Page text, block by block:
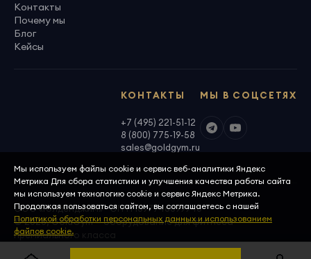
Контакты
Почему мы
Блог
Кейсы
МЫ В СОЦСЕТЯХ
КОНТАКТЫ
+7 (495) 221-51-12
8 (800) 775-19-58
sales@goldgym.ru
ООО «Голденджим» · ОГРН 1097746699940
© 2026, GoldGym — оборудование для фитнеса
премиального класса
Политика конфиденциальности
Мы используем файлы cookie и сервис веб-аналитики Яндекс
Метрика Для сбора статистики и улучшения качества работы сайта
мы используем технологию cookie и сервис Яндекс Метрика.
Продолжая пользоваться сайтом, вы соглашаетесь с нашей
Политикой обработки персональных данных и использованием
файлов cookie.